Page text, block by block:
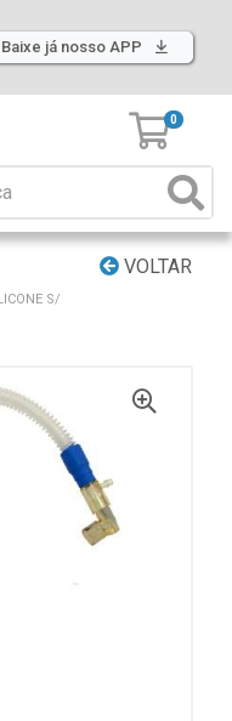
Baixe já nosso APP
0
VOLTAR
S/